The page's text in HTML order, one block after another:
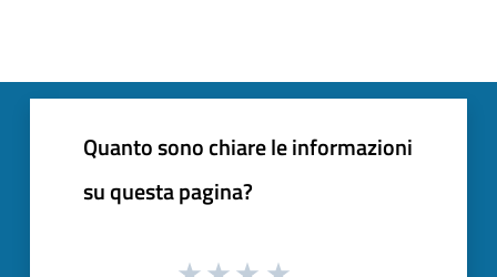
Quanto sono chiare le informazioni
su questa pagina?